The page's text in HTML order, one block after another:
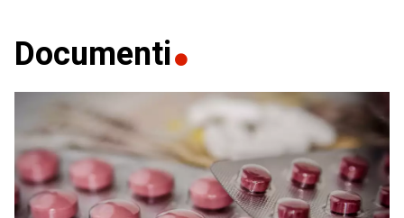
Documenti